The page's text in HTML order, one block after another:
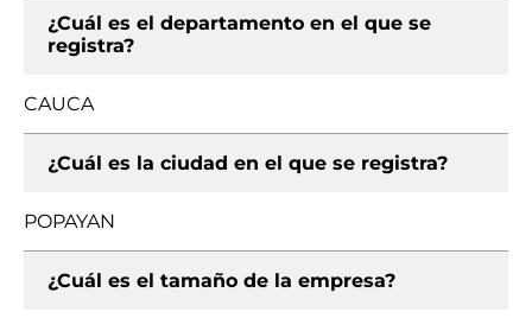
¿Cuál es el departamento en el que se
registra?
CAUCA
¿Cuál es la ciudad en el que se registra?
POPAYAN
¿Cuál es el tamaño de la empresa?